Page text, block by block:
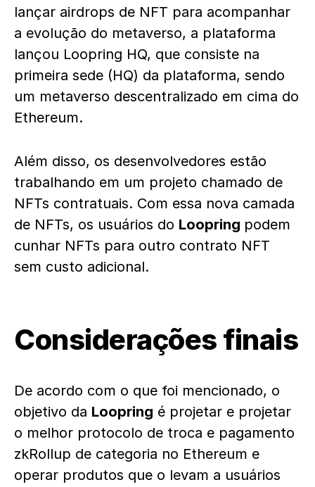
lançar airdrops de NFT para acompanhar
a evolução do metaverso, a plataforma
lançou Loopring HQ, que consiste na
primeira sede (HQ) da plataforma, sendo
um metaverso descentralizado em cima do
Ethereum.
Além disso, os desenvolvedores estão
trabalhando em um projeto chamado de
NFTs contratuais. Com essa nova camada
de NFTs, os usuários do Loopring podem
cunhar NFTs para outro contrato NFT
sem custo adicional.
Considerações finais
De acordo com o que foi mencionado, o
objetivo da Loopring é projetar e projetar
o melhor protocolo de troca e pagamento
zkRollup de categoria no Ethereum e
operar produtos que o levam a usuários